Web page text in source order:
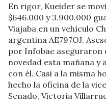
En rigor, Kueider se
$646.000 y 3.900.000
Viajaba en un vehículo
argentina AE797OJ.
por Infobae aseguraron
novedad esta mañana y
con él. Casi a la misma
hecho la oficina de la
Senado, Victoria